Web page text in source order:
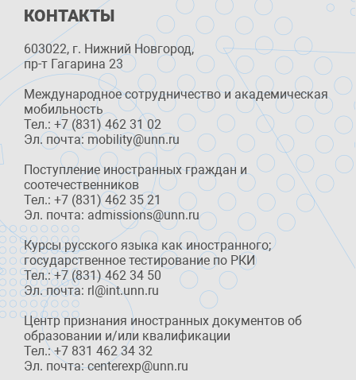
КОНТАКТЫ
603022, г. Нижний Новгород,
пр-т Гагарина 23
Международное сотрудничество и академическая
мобильность
Тел.: +7 (831) 462 31 02
Эл. почта: mobility@unn.ru
Поступление иностранных граждан и
соотечественников
Тел.: +7 (831) 462 35 21
Эл. почта: admissions@unn.ru
Курсы русского языка как иностранного;
государственное тестирование по РКИ
Тел.: +7 (831) 462 34 50
Эл. почта: rl@int.unn.ru
Центр признания иностранных документов об
образовании и/или квалификации
Тел.: +7 831 462 34 32
Эл. почта: centerexp@unn.ru